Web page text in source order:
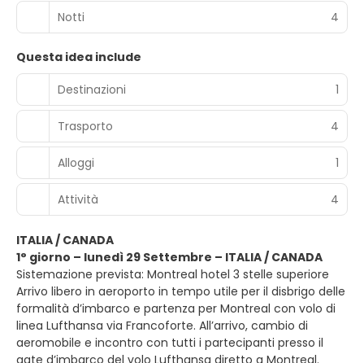
Notti 4
Questa idea include
Destinazioni
1
Trasporto 4
Alloggi 1
Attività 4
ITALIA / CANADA
1° giorno – lunedì 29 Settembre – ITALIA / CANADA
Sistemazione prevista: Montreal hotel 3 stelle superiore
Arrivo libero in aeroporto in tempo utile per il disbrigo delle
formalità d’imbarco e partenza per Montreal con volo di
linea Lufthansa via Francoforte. All’arrivo, cambio di
aeromobile e incontro con tutti i partecipanti presso il